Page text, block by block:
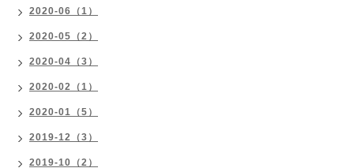
2020-06（1）
2020-05（2）
2020-04（3）
2020-02（1）
2020-01（5）
2019-12（3）
2019-10（2）